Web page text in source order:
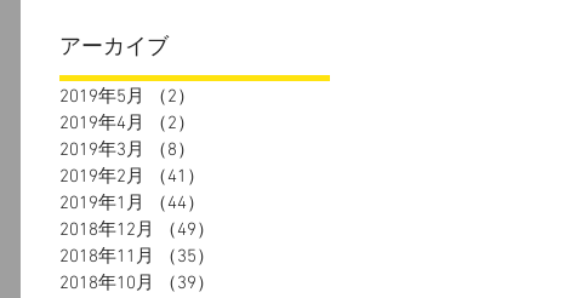
アーカイブ
2019年5月 （2）
2019年4月
（2）
2019年3月
（8）
2019年2月
（41）
2019年1月
（44）
2018年12月
（49）
2018年11月
（35）
2018年10月
（39）